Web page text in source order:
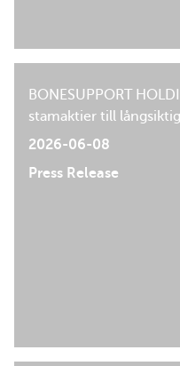
BONESUPPORT
stamaktier till
2026-06-08
Press Release